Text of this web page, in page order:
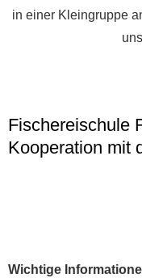
in einer Kleingruppe
Fischereischule
Kooperation mit
Wichtige